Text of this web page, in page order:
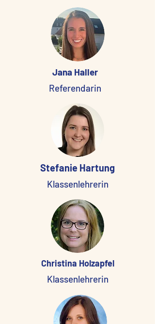
Jana Haller
Referendarin
Stefanie Hartung
Klassenlehrerin
Christina Holzapfel
Klassenlehrerin